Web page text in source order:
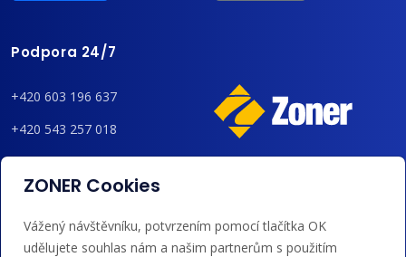
Podpora 24/7
+420 603 196 637
+420 543 257 018
admin@regzone.cz
Akceptujeme platby kartou, Google/Apple Pay,
bankovním převodem a kreditem.
ZONER Cookies
Vážený návštěvníku, potvrzením pomocí tlačítka OK
udělujete souhlas nám a našim partnerům s použitím